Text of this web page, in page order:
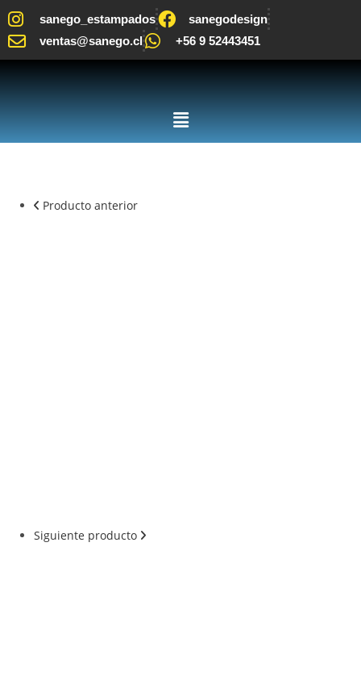
sanego_estampados
sanegodesign
ventas@sanego.cl
+56 9 52443451
Producto anterior
Siguiente producto